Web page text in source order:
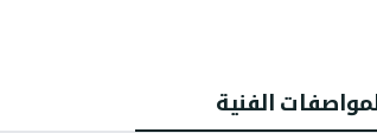
المواصفات الفنية